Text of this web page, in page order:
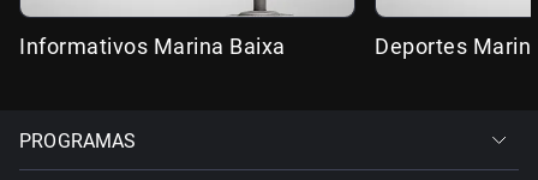
Informativos Marina Baixa Deportes
PROGRAMAS